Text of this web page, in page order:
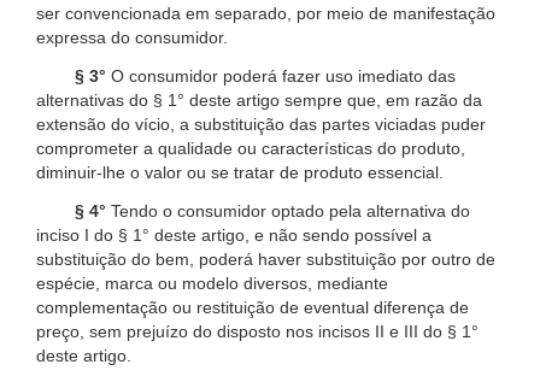
ser convencionada em separado, por meio de manifestação
expressa do consumidor.
§ 3° O consumidor poderá fazer uso imediato das
alternativas do § 1° deste artigo sempre que, em razão da
extensão do vício, a substituição das partes viciadas puder
comprometer a qualidade ou características do produto,
diminuir-lhe o valor ou se tratar de produto essencial.
§ 4° Tendo o consumidor optado pela alternativa do
inciso I do § 1° deste artigo, e não sendo possível a
substituição do bem, poderá haver substituição por outro de
espécie, marca ou modelo diversos, mediante
complementação ou restituição de eventual diferença de
preço, sem prejuízo do disposto nos incisos II e III do § 1°
deste artigo.